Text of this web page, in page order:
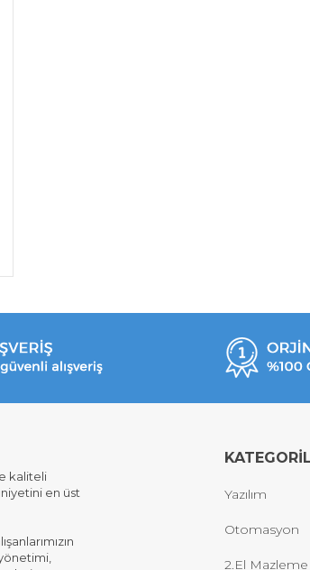
kaliteli
en üst
Yazılım
Otomasyon
2.El Mazleme